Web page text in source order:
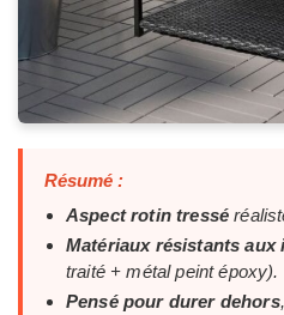
Résumé :
Aspect rotin tressé
Matériaux résistants aux
traité + métal peint époxy).
Pensé pour durer dehors